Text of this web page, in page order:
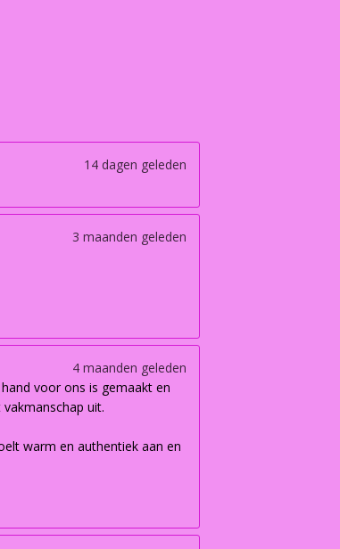
14 dagen geleden
3 maanden geleden
4 maanden geleden
voor ons is gemaakt en
uit.
warm en authentiek aan en